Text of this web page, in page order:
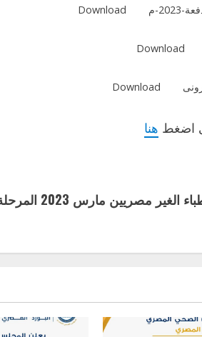
م Download
Download
Download
اضغط هنا
تظلمات دفعة الاطباء الغير مصريين مارس 2023